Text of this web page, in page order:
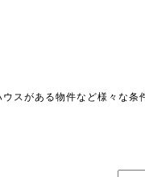
スがある物件など様々な